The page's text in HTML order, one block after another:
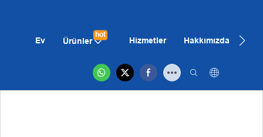
Ev Ürünler
hot
Hizmetler Hakkımızda